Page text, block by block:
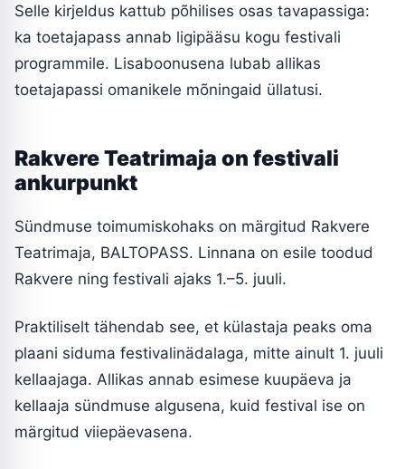
Selle kirjeldus kattub põhilises osas tavapassiga:
ka toetajapass annab ligipääsu kogu festivali
programmile. Lisaboonusena lubab allikas
toetajapassi omanikele mõningaid üllatusi.
Rakvere Teatrimaja on festivali
ankurpunkt
Sündmuse toimumiskohaks on märgitud Rakvere
Teatrimaja, BALTOPASS. Linnana on esile toodud
Rakvere ning festivali ajaks 1.–5. juuli.
Praktiliselt tähendab see, et külastaja peaks oma
plaani siduma festivalinädalaga, mitte ainult 1. juuli
kellaajaga. Allikas annab esimese kuupäeva ja
kellaaja sündmuse algusena, kuid festival ise on
märgitud viiepäevasena.